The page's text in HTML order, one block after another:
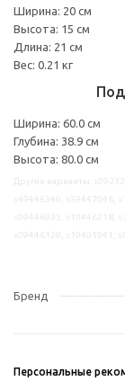
Ширина: 20 см
Высота: 15 см
Длина: 21 см
Вес: 0.21 кг
Ширина: 60.0 см
Глубина: 38.9 см
Высота: 80.0 см
Бренд
Персональные